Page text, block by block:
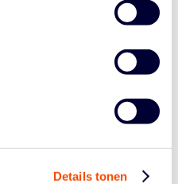
Details tonen
3X3NL